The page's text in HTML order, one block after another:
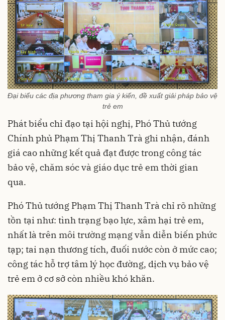
Đại biểu các địa phương tham gia ý kiến, đề xuất giải pháp bảo vệ
trẻ em
Phát biểu chỉ đạo tại hội nghị, Phó Thủ tướng
Chính phủ Phạm Thị Thanh Trà ghi nhận, đánh
giá cao những kết quả đạt được trong công tác
bảo vệ, chăm sóc và giáo dục trẻ em thời gian
qua.
Phó Thủ tướng Phạm Thị Thanh Trà chỉ rõ những
tồn tại như: tình trạng bạo lực, xâm hại trẻ em,
nhất là trên môi trường mạng vẫn diễn biến phức
tạp; tai nạn thương tích, đuối nước còn ở mức cao;
công tác hỗ trợ tâm lý học đường, dịch vụ bảo vệ
trẻ em ở cơ sở còn nhiều khó khăn.